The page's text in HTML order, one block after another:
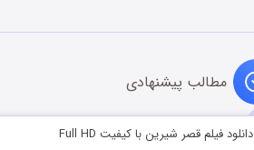
مطالب پیشنهادی
دانلود فیلم قصر شیرین با کیفیت Full HD